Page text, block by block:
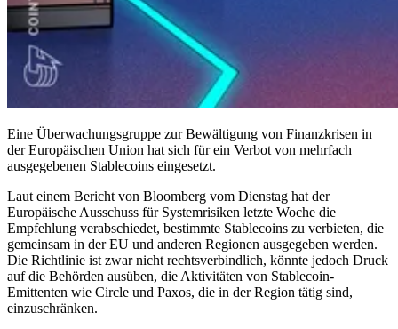
Eine Überwachungsgruppe zur Bewältigung von Finanzkrisen in
der Europäischen Union hat sich für ein Verbot von mehrfach
ausgegebenen Stablecoins eingesetzt.
Laut einem Bericht von Bloomberg vom Dienstag hat der
Europäische Ausschuss für Systemrisiken letzte Woche die
Empfehlung verabschiedet, bestimmte Stablecoins zu verbieten, die
gemeinsam in der EU und anderen Regionen ausgegeben werden.
Die Richtlinie ist zwar nicht rechtsverbindlich, könnte jedoch Druck
auf die Behörden ausüben, die Aktivitäten von Stablecoin-
Emittenten wie Circle und Paxos, die in der Region tätig sind,
einzuschränken.